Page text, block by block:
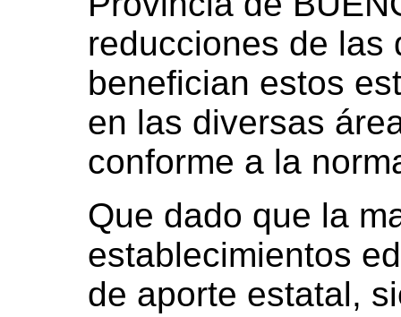
reducciones de las
benefician estos
en las diversas
conforme a la
Que dado que la
establecimientos
de aporte estatal,